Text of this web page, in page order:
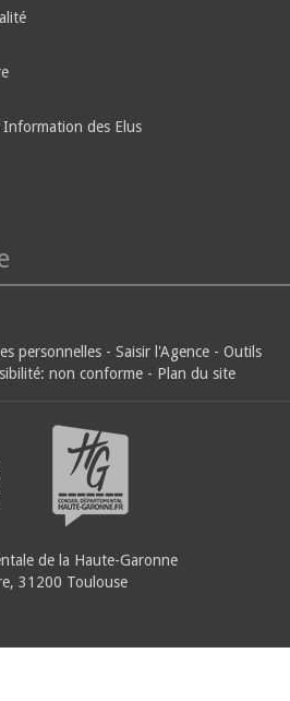
Information des Elus
personnelles - Saisir l'Agence - Outils
non conforme - Plan du site
de la Haute-Garonne
31200 Toulouse